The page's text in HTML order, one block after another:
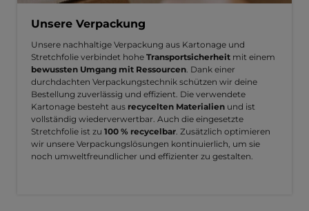
Unsere Verpackung
Unsere nachhaltige Verpackung aus Kartonage und
Stretchfolie verbindet hohe Transportsicherheit mit einem
bewussten Umgang mit Ressourcen. Dank einer
durchdachten Verpackungstechnik schützen wir deine
Bestellung zuverlässig und effizient. Die verwendete
Kartonage besteht aus recycelten Materialien und ist
vollständig wiederverwertbar. Auch die eingesetzte
Stretchfolie ist zu 100 % recycelbar. Zusätzlich optimieren
wir unsere Verpackungslösungen kontinuierlich, um sie
noch umweltfreundlicher und effizienter zu gestalten.